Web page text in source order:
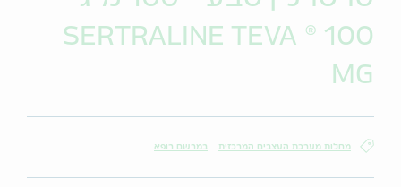
SERTRALINE TEVA ® 100
MG
מחלות מערכת העצבים המרכזית במרשם רופא